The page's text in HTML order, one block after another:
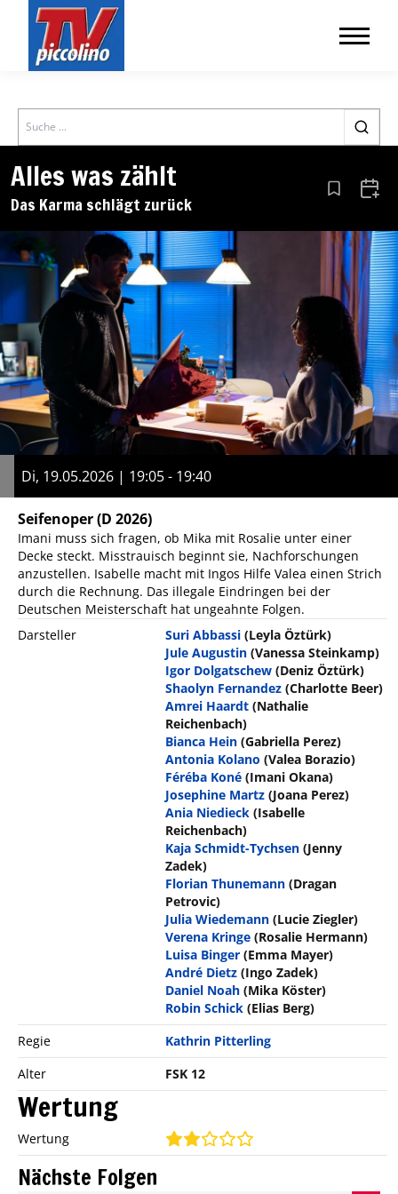
Search
Alles was zählt
Das Karma schlägt zurück Aus den
Di, 19.05.2026 | 19:05 - 19:40
Seifenoper(D 2026)
Imani muss sich fragen, ob Mika mit Rosalie unter einer
Decke steckt. Misstrauisch beginnt sie, Nachforschungen
anzustellen. Isabelle macht mit Ingos Hilfe Valea einen Strich
durch die Rechnung. Das illegale Eindringen bei der
Deutschen Meisterschaft hat ungeahnte Folgen.
Darsteller
Suri Abbassi (Leyla Öztürk)
Jule Augustin (Vanessa Steinkamp)
Igor Dolgatschew (Deniz Öztürk)
Shaolyn Fernandez (Charlotte Beer)
Amrei Haardt (Nathalie
Reichenbach)
Bianca Hein (Gabriella Perez)
Antonia Kolano (Valea Borazio)
Féréba Koné (Imani Okana)
Josephine Martz (Joana Perez)
Ania Niedieck (Isabelle
Reichenbach)
Kaja Schmidt-Tychsen (Jenny
Zadek)
Florian Thunemann (Dragan
Petrovic)
Julia Wiedemann (Lucie Ziegler)
Verena Kringe (Rosalie Hermann)
Luisa Binger (Emma Mayer)
André Dietz (Ingo Zadek)
Daniel Noah (Mika Köster)
Robin Schick (Elias Berg)
Regie
Kathrin Pitterling
Alter
FSK 12
Wertung
Wertung
Nächste Folgen